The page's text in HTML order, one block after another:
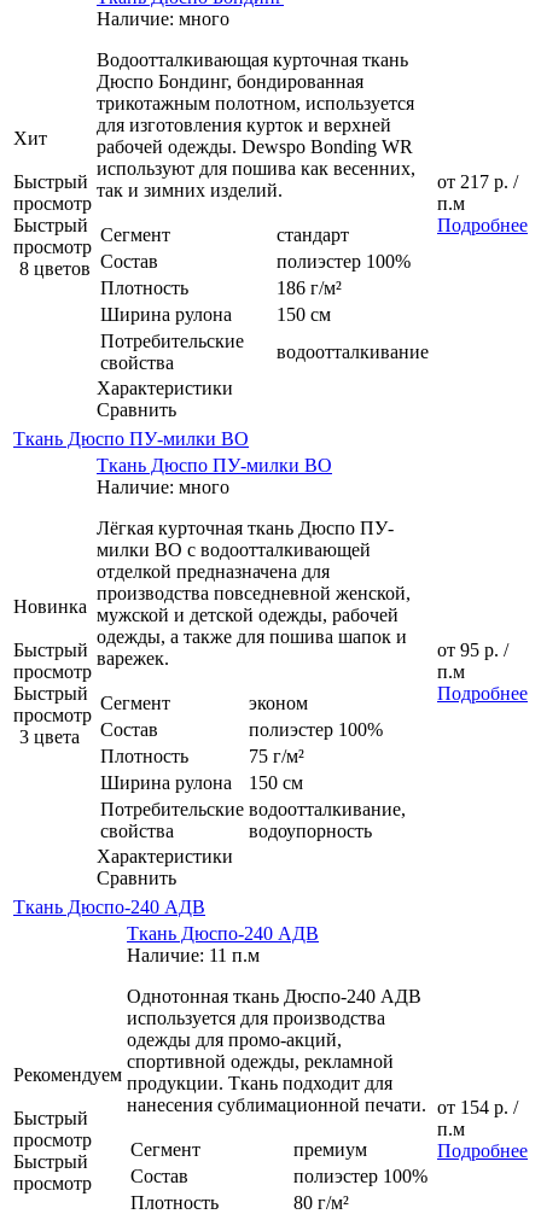
Хит
Быстрый
просмотр
Быстрый
просмотр
8 цветов
Наличие: много
Водоотталкивающая курточная ткань
Дюспо Бондинг, бондированная
трикотажным полотном, используется
для изготовления курток и верхней
рабочей одежды. Dewspo Bonding WR
используют для пошива как весенних,
так и зимних изделий.
Сегмент
стандарт
Состав
полиэстер 100%
Плотность
186 г/м²
Ширина рулона
150 см
Потребительские
свойства
водоотталкивание
Характеристики
Сравнить
от 217 р. /
п.м
Подробнее
Ткань Дюспо ПУ-милки ВО
Новинка
Быстрый
просмотр
Быстрый
просмотр
3 цвета
Ткань Дюспо ПУ-милки ВО
Наличие: много
Лёгкая курточная ткань Дюспо ПУ-
милки ВО с водоотталкивающей
отделкой предназначена для
производства повседневной женской,
мужской и детской одежды, рабочей
одежды, а также для пошива шапок и
варежек.
Сегмент
эконом
Состав
полиэстер 100%
Плотность
75 г/м²
Ширина рулона
150 см
Потребительские
свойства
водоотталкивание,
водоупорность
Характеристики
Сравнить
от 95 р. /
п.м
Подробнее
Ткань Дюспо-240 АДВ
Рекомендуем
Быстрый
просмотр
Быстрый
просмотр
Ткань Дюспо-240 АДВ
Наличие: 11 п.м
Однотонная ткань Дюспо-240 АДВ
используется для производства
одежды для промо-акций,
спортивной одежды, рекламной
продукции. Ткань подходит для
нанесения сублимационной печати.
Сегмент
премиум
Состав
полиэстер 100%
Плотность
80 г/м²
от 154 р. /
п.м
Подробнее